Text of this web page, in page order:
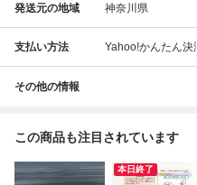
発送元の地域 神奈川県
支払い方法 Yahoo!かんたん決
その他の情報
この商品も注目されています
本日終了